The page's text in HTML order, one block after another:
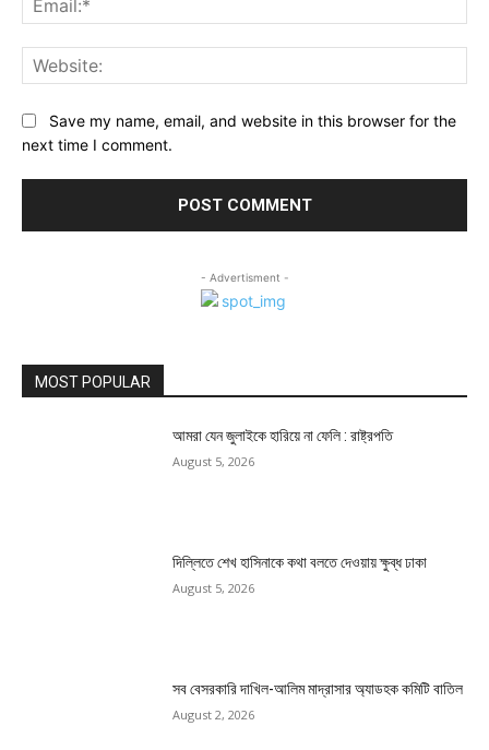
Save my name, email, and website in this browser for the
next time I comment.
- Advertisment -
MOST POPULAR
আমরা যেন জুলাইকে হারিয়ে না ফেলি : রাষ্ট্রপতি
August 5, 2026
দিল্লিতে শেখ হাসিনাকে কথা বলতে দেওয়ায় ক্ষুব্ধ ঢাকা
August 5, 2026
সব বেসরকারি দাখিল-আলিম মাদ্রাসার অ্যাডহক কমিটি বাতিল
August 2, 2026